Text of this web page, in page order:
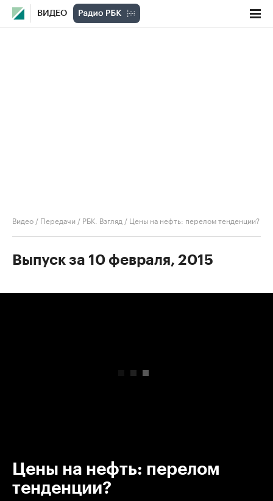
ВИДЕО
Видео / Передачи / РБК. Взгляд / Цены на нефть: перелом тенденции?
Выпуск за 10 февраля, 2015
Цены на нефть: перелом
тенденции?